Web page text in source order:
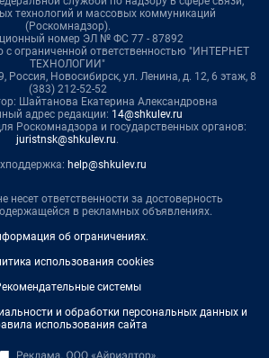
технологий и массовых коммуникаций
(Роскомнадзор).
номер ЭЛ № ФС 77 - 87892
с ограниченной ответственностью "ИНТЕРНЕТ
ТЕХНОЛОГИИ"
Россия, Новосибирск, ул. Ленина, д. 12, 6 этаж, 8
(383) 212-52-52
Шайтанова Екатерина Александровна
адрес редакции: 14@shkulev.ru
Роскомнадзора и государственных органов:
juristnsk@shkulev.ru.
help@shkulev.ru
несет ответственности за достоверность
в рекламных объявлениях.
об ограничениях.
использования cookies
системы
и обработки персональных данных и
использования сайта